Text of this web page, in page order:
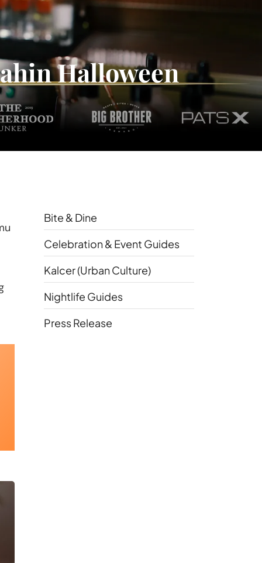
Halloween
Bite & Dine
Celebration & Event Guides
Kalcer (Urban Culture)
Nightlife Guides
Press Release